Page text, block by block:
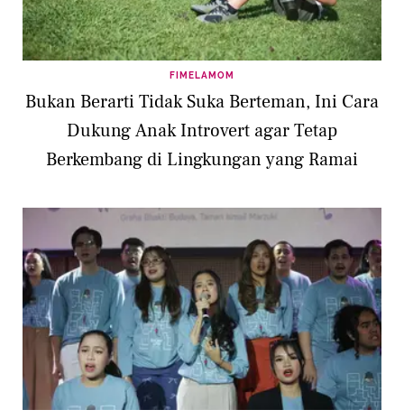
FIMELAMOM
Bukan Berarti Tidak Suka Berteman, Ini Cara
Dukung Anak Introvert agar Tetap
Berkembang di Lingkungan yang Ramai